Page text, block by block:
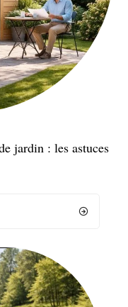
jardin : les astuces